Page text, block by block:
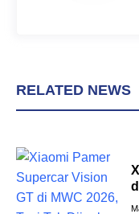
RELATED NEWS